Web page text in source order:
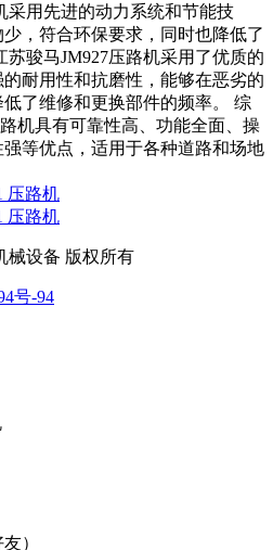
采用先进的动力系统和节能技
，符合环保要求，同时也降低了
骏马JM927压路机采用了优质的
耐用性和抗磨性，能够在恶劣的
了维修和更换部件的频率。 综
机具有可靠性高、功能全面、操
等优点，适用于各种道路和场地
压路机
压路机
械设备 版权所有
号-94
）